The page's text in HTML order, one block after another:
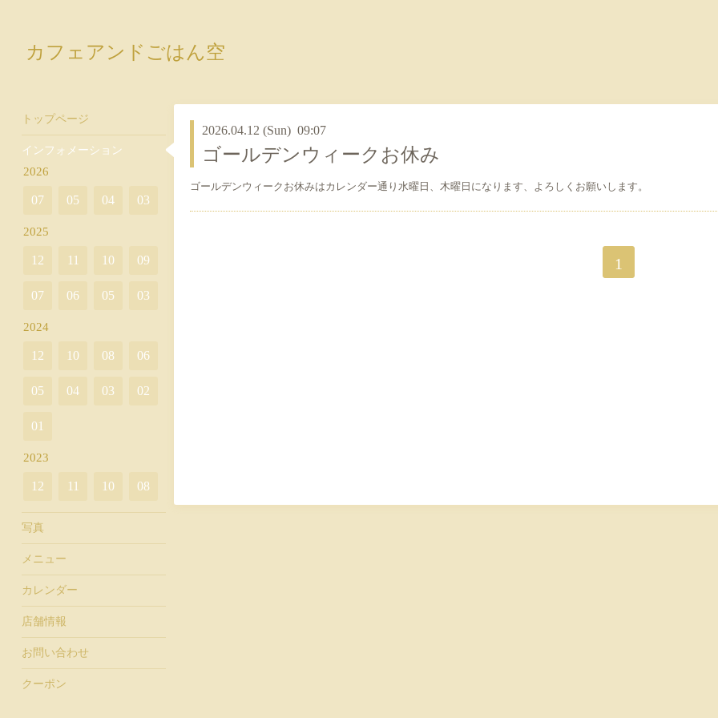
カフェアンドごはん空
2026.04.12 (Sun) 09:07
ゴールデンウィークお休み
ゴールデンウィークお休みはカレンダー通り水曜日、木曜日になります、よろしくお願いします。
1
トップページ
インフォメーション
2026
07 05 04 03
2025
12 11 10 09
07 06 05 03
2024
12 10 08 06
05 04 03 02
01
2023
12 11 10 08
写真
メニュー
カレンダー
店舗情報
お問い合わせ
クーポン